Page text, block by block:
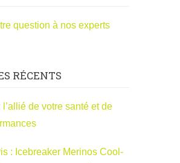
question à nos experts
RÉCENTS
l’allié de votre santé et de
: Icebreaker Merinos Cool-